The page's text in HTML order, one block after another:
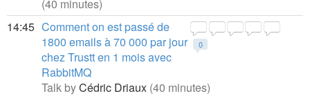
(40 minutes)
14:45
0
Comment on est passé de
1800 emails à 70 000 par jour
chez Trustt en 1 mois avec
RabbitMQ
Talk byCédric Driaux (40 minutes)